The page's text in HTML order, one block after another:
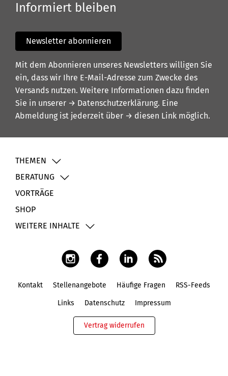
Informiert bleiben
Newsletter abonnieren
Mit dem Abonnieren unseres Newsletters willigen Sie
ein, dass wir Ihre E-Mail-Adresse zum Zwecke des
Versands nutzen. Weitere Informationen dazu finden
Sie in unserer → Datenschutzerklärung. Eine
Abmeldung ist jederzeit über → diesen Link möglich.
THEMEN
BERATUNG
VORTRÄGE
SHOP
WEITERE INHALTE
Kontakt Stellenangebote Häufige Fragen RSS-Feeds
Links Datenschutz Impressum
Vertrag widerrufen